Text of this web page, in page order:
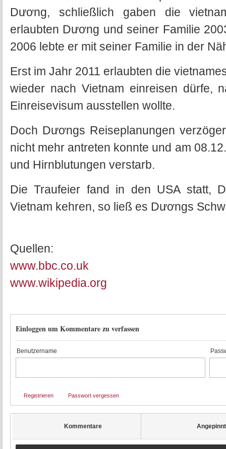
Dương, schließlich gaben die
erlaubten Dương und seiner Familie
2006 lebte er mit seiner Familie in der
Erst im Jahr 2011 erlaubten die
wieder nach Vietnam einreisen dürfe,
Einreisevisum ausstellen wollte.
Doch Dươngs Reiseplanungen
nicht mehr antreten konnte und am
und Hirnblutungen verstarb.
Die Traufeier fand in den USA statt,
Vietnam kehren, so ließ es Dươngs
Quellen:
www.bbc.co.uk
www.wikipedia.org
Einloggen um Kommentare zu verfassen
Benutzername
Registrieren Passwort vergessen
Kommentare Angepinnt